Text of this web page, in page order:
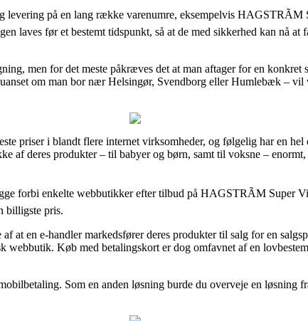
levering på en lang række varenumre, eksempelvis
laves før et bestemt tidspunkt, så at de med sikkerhed kan nå
men for det meste påkræves det at man aftager for en
om man bor nær Helsingør, Svendborg eller Humlebæk – vil
priser i blandt flere internet virksomheder, og følgelig har en
af deres produkter – til babyer og børn, samt til voksne –
forbi enkelte webbutikker efter tilbud på HAGSTRÃM Super
billigste pris.
at en e-handler markedsfører deres produkter til salg for en
webbutik. Køb med betalingskort er dog omfavnet af en
Som en anden løsning burde du overveje en løsning